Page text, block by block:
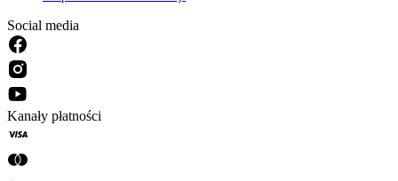
Social media
Kanały płatności